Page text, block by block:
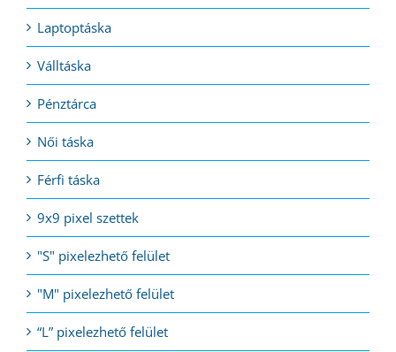
Laptoptáska
Válltáska
Pénztárca
Női táska
Férfi táska
9x9 pixel szettek
"S" pixelezhető felület
"M" pixelezhető felület
“L” pixelezhető felület